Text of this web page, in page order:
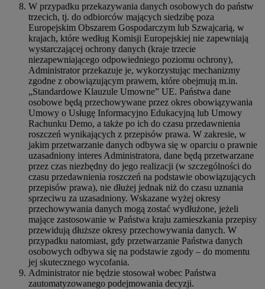
W przypadku przekazywania danych osobowych do państw
trzecich, tj. do odbiorców mających siedzibę poza
Europejskim Obszarem Gospodarczym lub Szwajcarią, w
krajach, które według Komisji Europejskiej nie zapewniają
wystarczającej ochrony danych (kraje trzecie
niezapewniającego odpowiedniego poziomu ochrony),
Administrator przekazuje je, wykorzystując mechanizmy
zgodne z obowiązującym prawem, które obejmują m.in.
„Standardowe Klauzule Umowne” UE. Państwa dane
osobowe będą przechowywane przez okres obowiązywania
Umowy o Usługę Informacyjno Edukacyjną lub Umowy
Rachunku Demo, a także po ich do czasu przedawnienia
roszczeń wynikających z przepisów prawa. W zakresie, w
jakim przetwarzanie danych odbywa się w oparciu o prawnie
uzasadniony interes Administratora, dane będą przetwarzane
przez czas niezbędny do jego realizacji (w szczególności do
czasu przedawnienia roszczeń na podstawie obowiązujących
przepisów prawa), nie dłużej jednak niż do czasu uznania
sprzeciwu za uzasadniony. Wskazane wyżej okresy
przechowywania danych mogą zostać wydłużone, jeżeli
mające zastosowanie w Państwa kraju zamieszkania przepisy
przewidują dłuższe okresy przechowywania danych. W
przypadku natomiast, gdy przetwarzanie Państwa danych
osobowych odbywa się na podstawie zgody – do momentu
jej skutecznego wycofania.
Administrator nie będzie stosował wobec Państwa
zautomatyzowanego podejmowania decyzji.